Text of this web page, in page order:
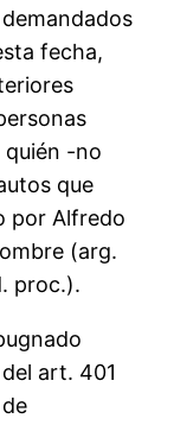
fecha,
quién -no
que
por Alfredo
(arg.
proc.).
art. 401